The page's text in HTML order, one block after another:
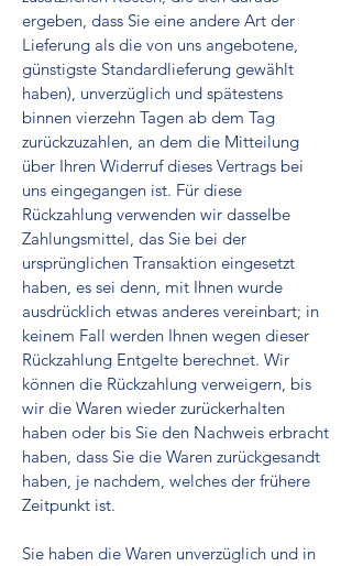
ergeben, dass Sie eine andere Art der
Lieferung als die von uns angebotene,
günstigste Standardlieferung gewählt
haben), unverzüglich und spätestens
binnen vierzehn Tagen ab dem Tag
zurückzuzahlen, an dem die Mitteilung
über Ihren Widerruf dieses Vertrags bei
uns eingegangen ist. Für diese
Rückzahlung verwenden wir dasselbe
Zahlungsmittel, das Sie bei der
ursprünglichen Transaktion eingesetzt
haben, es sei denn, mit Ihnen wurde
ausdrücklich etwas anderes vereinbart; in
keinem Fall werden Ihnen wegen dieser
Rückzahlung Entgelte berechnet. Wir
können die Rückzahlung verweigern, bis
wir die Waren wieder zurückerhalten
haben oder bis Sie den Nachweis erbracht
haben, dass Sie die Waren zurückgesandt
haben, je nachdem, welches der frühere
Zeitpunkt ist.
Sie haben die Waren unverzüglich und in